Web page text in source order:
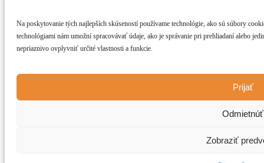
Na poskytovanie tých najlepších skúseností používame technológie, ako sú súbory
technológiami nám umožní spracovávať údaje, ako je správanie pri prehliadaní alebo
nepriaznivo ovplyvniť určité vlastnosti a funkcie.
Prijať
Odmietnúť
Zobraziť